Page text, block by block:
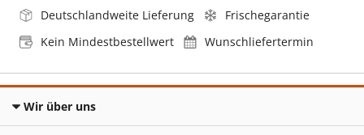
Deutschlandweite Lieferung
Frischegarantie
Kein Mindestbestellwert
Wunschliefertermin
Wir über uns